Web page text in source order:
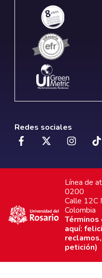
Redes sociales
Línea de
0200
Calle 12C
Colombia
Términos
aquí:
petición)